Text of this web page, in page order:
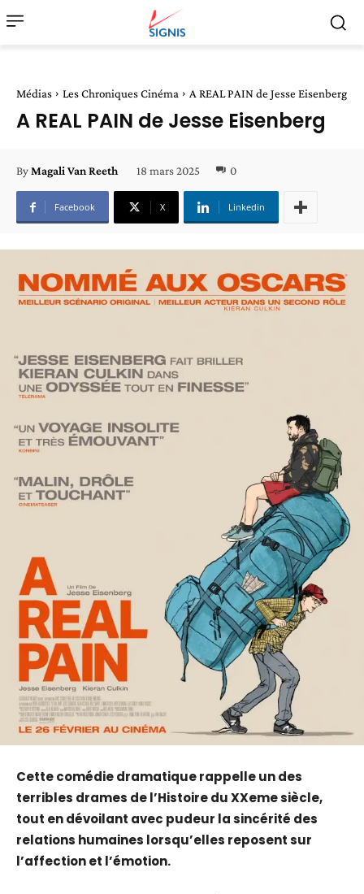
Médias Les Chroniques Cinéma A REAL PAIN de Jesse Eisenberg
A REAL PAIN de Jesse Eisenberg
ByMagali Van Reeth 18 mars 2025 0
Facebook X Linkedin
Cette comédie dramatique rappelle un des
terribles drames de l’Histoire du XXeme siècle,
tout en dévoilant avec pudeur la sincérité des
relations humaines lorsqu’elles reposent sur
l’affection et l’émotion.